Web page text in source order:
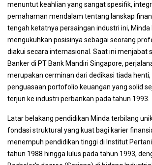
menuntut keahlian yang sangat spesifik,
pemahaman mendalam tentang lanskap
tengah ketatnya persaingan industri ini, Minda
mengukuhkan posisinya sebagai seorang
diakui secara internasional. Saat ini menjabat
Banker di PT Bank Mandiri Singapore,
merupakan cerminan dari dedikasi tiada
penguasaan portofolio keuangan yang solid
terjun ke industri perbankan pada tahun 1993.
Latar belakang pendidikan Minda terbilang
fondasi struktural yang kuat bagi karier
menempuh pendidikan tinggi di Institut
tahun 1988 hingga lulus pada tahun 1993,